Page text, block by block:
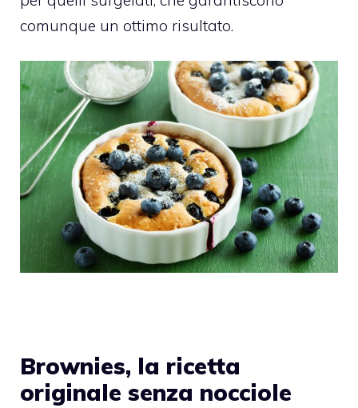
comunque un ottimo risultato.
Brownies, la ricetta
originale senza nocciole